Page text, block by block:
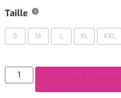
Taille
S M L XL XXL
Ajouter Au Panier